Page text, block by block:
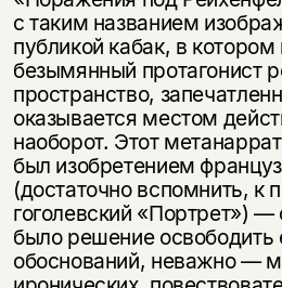
с таким названием
публикой кабак, в
безымянный протагонист
пространство,
оказывается местом
наоборот. Этот
был изобретением
(достаточно вспомнить, к
гоголевский «Портрет»)
было решение освободить
обоснований, неважно —